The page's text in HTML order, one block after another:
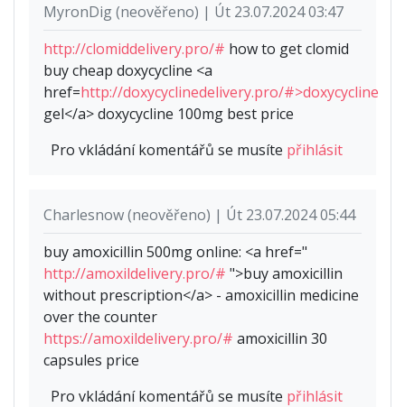
MyronDig (neověřeno) | Út 23.07.2024 03:47
http://clomiddelivery.pro/# how to get clomid
buy cheap doxycycline <a
href=http://doxycyclinedelivery.pro/#>doxycycline
gel</a> doxycycline 100mg best price
Pro vkládání komentářů se musíte přihlásit
Charlesnow (neověřeno) | Út 23.07.2024 05:44
buy amoxicillin 500mg online: <a href="
http://amoxildelivery.pro/# ">buy amoxicillin
without prescription</a> - amoxicillin medicine
over the counter
https://amoxildelivery.pro/# amoxicillin 30
capsules price
Pro vkládání komentářů se musíte přihlásit